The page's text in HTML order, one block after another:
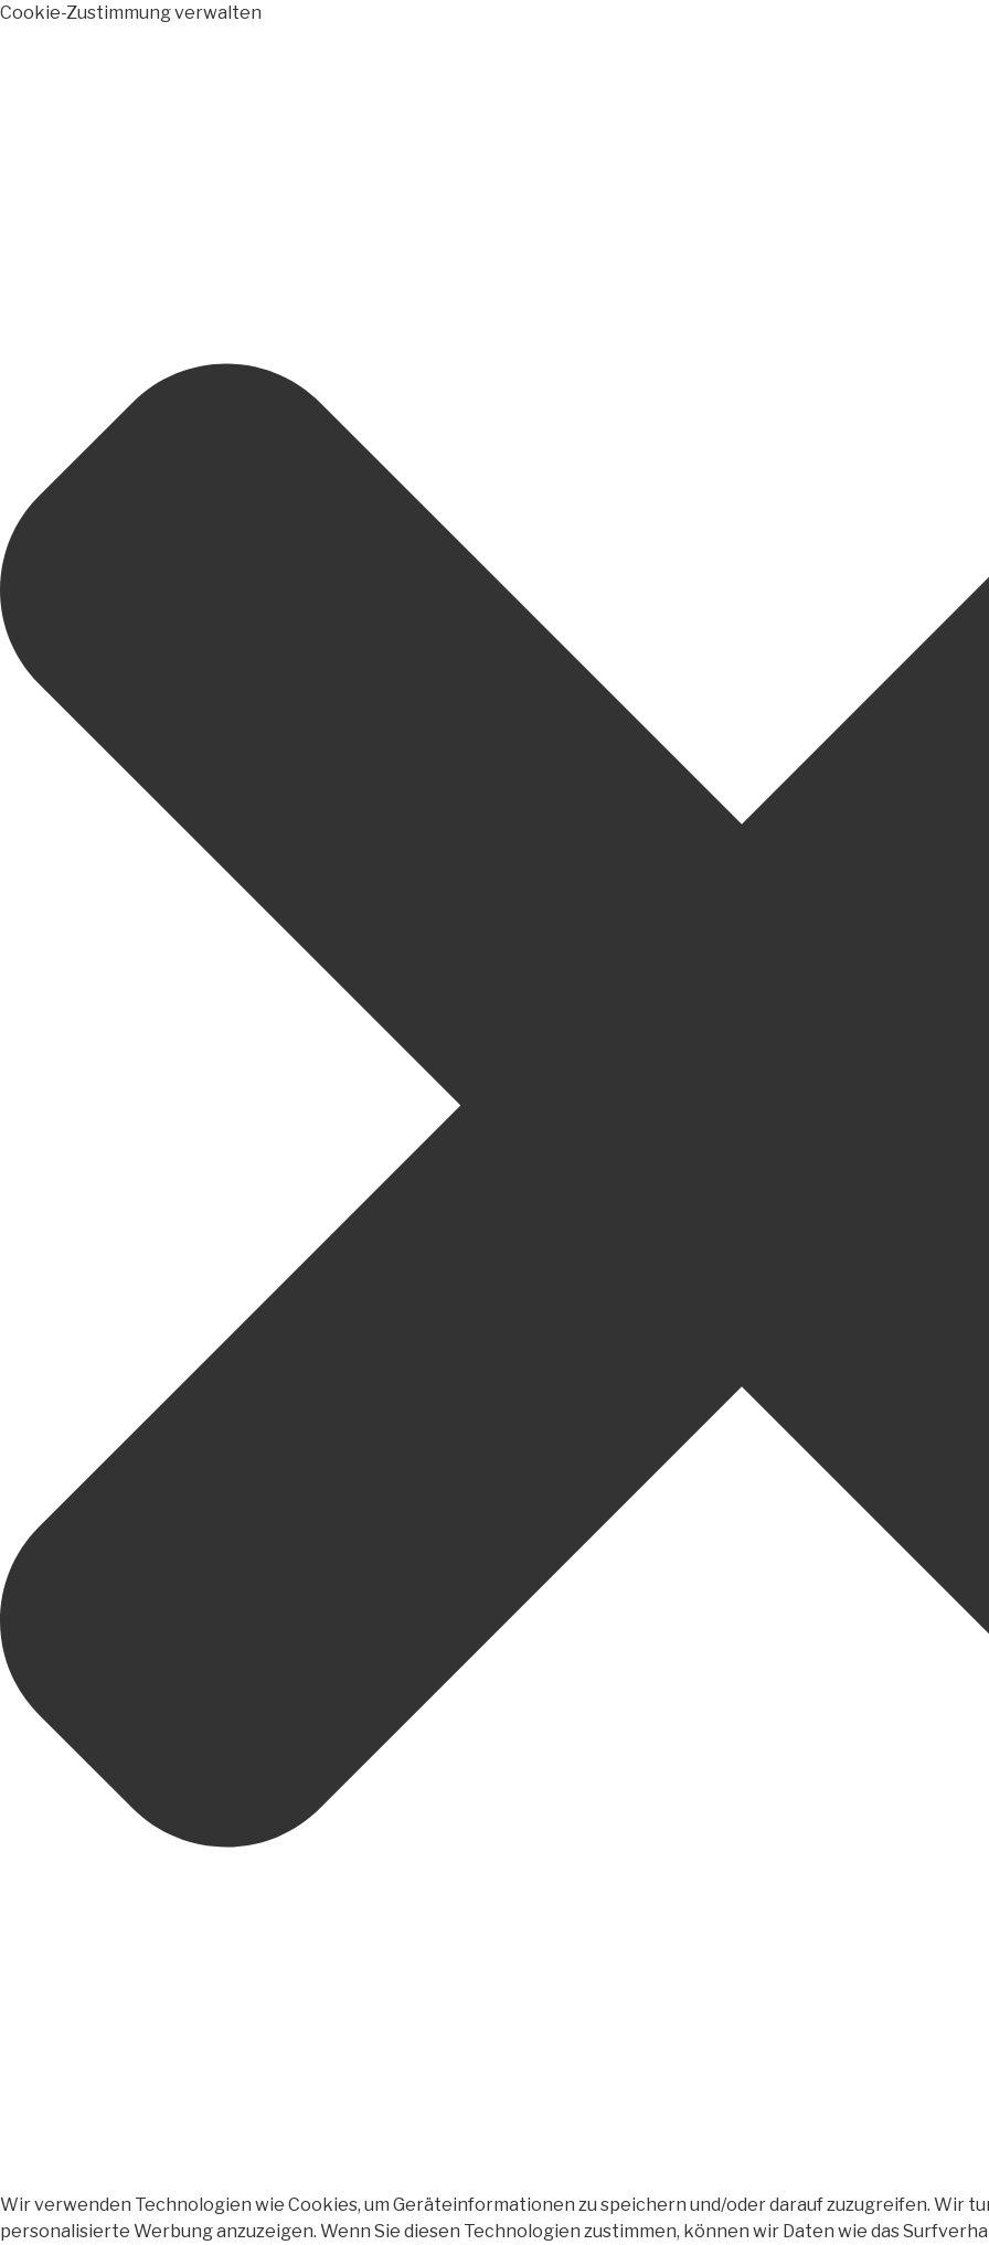
Cookie-Zustimmung verwalten
Wir verwenden Technologien wie Cookies, um Geräteinformationen zu speichern und/oder darauf zuzugreifen. Wir
personalisierte Werbung anzuzeigen. Wenn Sie diesen Technologien zustimmen, können wir Daten wie das